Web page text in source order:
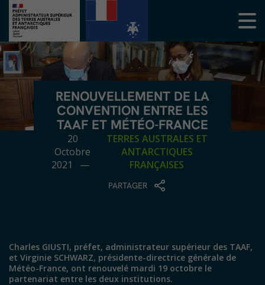
RENOUVELLEMENT DE LA
CONVENTION ENTRE LES
TAAF ET MÉTÉO-FRANCE
20
Octobre
2021 —
TERRES AUSTRALES ET
ANTARCTIQUES
FRANÇAISES
PARTAGER
Charles GIUSTI, préfet, administrateur supérieur des TAAF,
et Virginie SCHWARZ, présidente-directrice générale de
Météo-France, ont renouvelé mardi 19 octobre le
partenariat entre les deux institutions.